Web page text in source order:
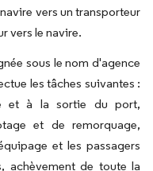
vers un transporteur
vers le navire.
sous le nom d'agence
les tâches suivantes :
et à la sortie du port,
et de remorquage,
et les passagers
achèvement de toute la